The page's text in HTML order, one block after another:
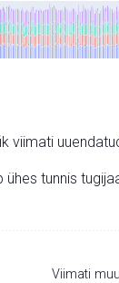
viimati
ühes tunnis
Viimati